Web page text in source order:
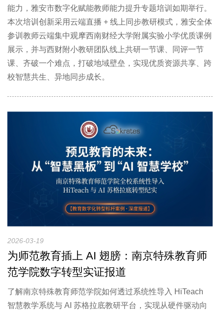
能力，雅安市数字化赋能教师能力提升专题培训如期举行。
本次培训创新采用云端直播 + 线上同步教研模式，雅安全体
参训教师云端集中观摩西南财经大学附属实验小学优质课例
展示，并与西财附小教研团队线上共研一节课、同评一节
课、齐破一个难点，打破地域壁垒，实现优质资源共享、跨
校智慧共生、异地同步成长。
2026-03-19
为师范教育插上 AI 翅膀：南京特殊教育师
范学院数字转型实证报道
了解南京特殊教育师范学院如何透过系统性导入 HiTeach
智慧教学系统与 AI 苏格拉底教研平台，实现从硬件驱动向